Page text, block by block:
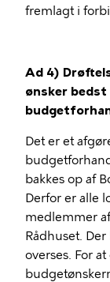
fremlagt i
Ad 4)
ønsker bedst
Det er et
bakkes op af
Derfor er alle
medlemmer
Rådhuset.
overses. For